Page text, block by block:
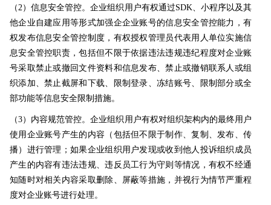
（2）信息安全管控。企业组织用户有权通过SDK、小程序以及其
他企业自建应用等形式加强企企业账号的信息安全管控能力，有
权发布信息安全管控制度，有权授权管理员代表用人单位实施信
息安全管控职责，包括但不限于依据违法违规违纪程度对企业账
号采取禁止或撤回文件资料和信息发布、禁止或撤销联系人或组
织添加、禁止截屏和下载、限制登录、冻结账号、限制部分或全
部功能等信息安全限制措施。
（3）内容规范管控。企业组织用户有权对组织架构内的最终用户
使用企业账号产生的内容 （包括但不限于制作、复制、发布、传
播） 进行管理；如果企业组织用户发现或收到他人投诉组织成员
产生的内容有违法违规、违反员工行为守则等情况，有权不经通
知随时对相关内容采取删除、屏蔽等措施，并视行为情节严重程
度对企业账号进行处理。